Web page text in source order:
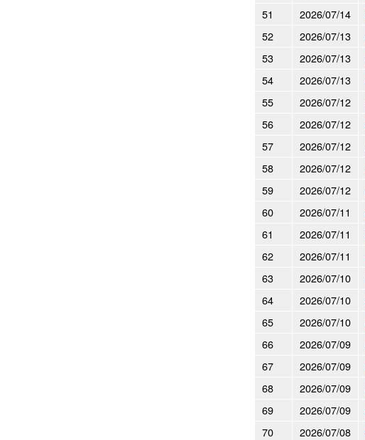
51
2026/07/14
52
2026/07/13
53
2026/07/13
54
2026/07/13
55
2026/07/12
56
2026/07/12
57
2026/07/12
58
2026/07/12
59
2026/07/12
60
2026/07/11
61
2026/07/11
62
2026/07/11
63
2026/07/10
64
2026/07/10
65
2026/07/10
66
2026/07/09
67
2026/07/09
68
2026/07/09
69
2026/07/09
70
2026/07/08